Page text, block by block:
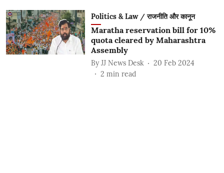
Politics & Law / राजनीति और कानून
Maratha reservation bill for 10%
quota cleared by Maharashtra
Assembly
By JJ News Desk
20 Feb 2024
2 min read